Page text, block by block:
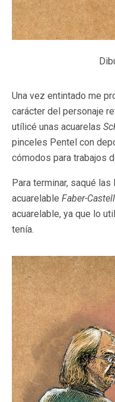
Una vez entintado me
carácter del personaje
utílicé unas acuarelas
pinceles Pentel con
cómodos para trabajos
Para terminar, saqué
acuarelable Faber-
acuarelable, ya que lo
tenía.